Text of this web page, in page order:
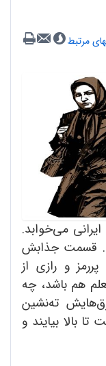
مرتبط
می‌خوابد.
قسمت جذابش
و رازی از
هم باشد، چه
ته‌نشین
بالا بیایند و